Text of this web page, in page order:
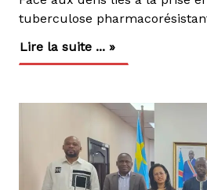
Lire la suite ... »